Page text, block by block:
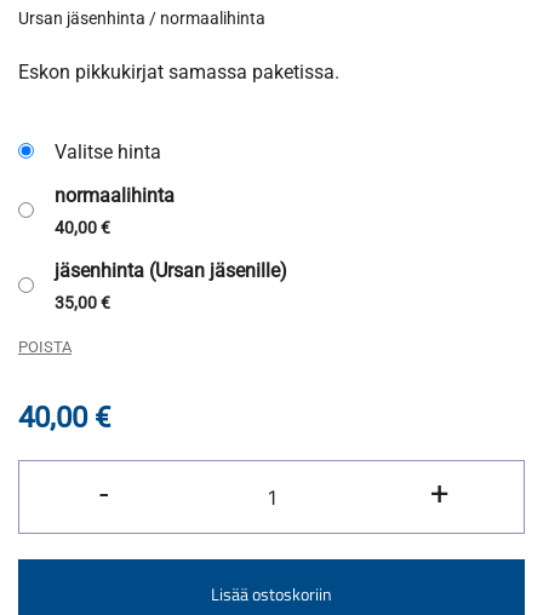
35,00 €
-
Ursan jäsenhinta / normaalihinta
Eskon pikkukirjat samassa paketissa.
Valitse hinta
normaalihinta
40,00€
jäsenhinta (Ursan jäsenille)
35,00€
POISTA
40,00 €
-
ja
Avaruudesta-
määrä
+
Lisää ostoskoriin